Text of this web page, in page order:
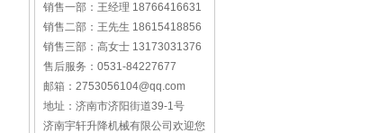
销售一部：王经理 18766416631
销售二部：王先生 18615418856
销售三部：高女士 13173031376
售后服务：0531-84227677
邮箱：2753056104@qq.com
地址：济南市济阳街道39-1号
济南宇轩升降机械有限公司欢迎您